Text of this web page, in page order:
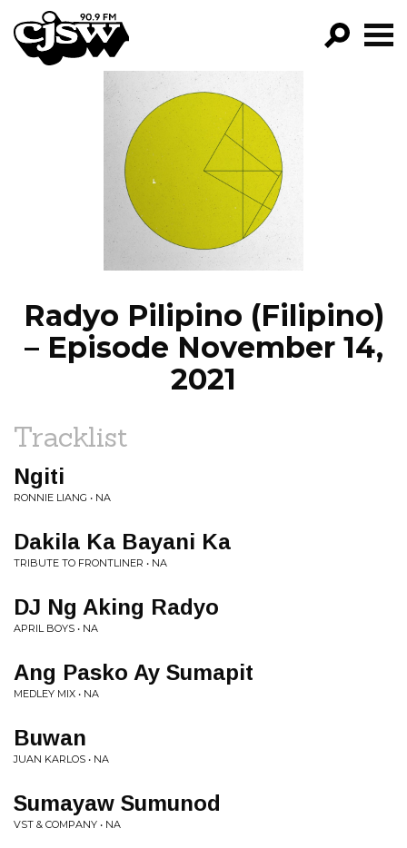
CJSW
FILTER BY:
PROGRAMS
EPISODES
NEWS
Radyo Pilipino (Filipino)
– Episode November 14,
2021
Tracklist
Ngiti
RONNIE LIANG • NA
Dakila Ka Bayani Ka
TRIBUTE TO FRONTLINER • NA
DJ Ng Aking Radyo
APRIL BOYS • NA
Ang Pasko Ay Sumapit
MEDLEY MIX • NA
Buwan
JUAN KARLOS • NA
Sumayaw Sumunod
VST & COMPANY • NA